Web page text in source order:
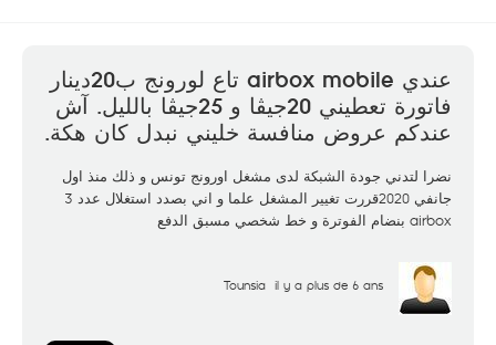
عندي airbox mobile تاع لورونج ب20دينار
فاتورة تعطيني 20جيڨا و 25جيڨا بالليل. آش
عندكم عروض منافسة خليني نبدل كان هكة.
نضرا لتدني جودة الشبكة لدى مشغل اورونج تونس و ذلك منذ اول
جانفي 2020قررت تغيير المشغل علما و اني بصدد استغلال عدد 3
airbox بنضام الفوترة و خط شخصي مسبق الدفع
Tounsia il y a plus de 6 ans